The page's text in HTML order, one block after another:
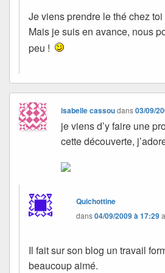
Je viens prendre le thé chez
Mais je suis en avance, nous
peu !
isabelle cassoudans03/09/
je viens d’y faire une
cette découverte,
Quichottine
dans04/09/2009 à 17:29
Il fait sur son blog un travail
beaucoup aimé.